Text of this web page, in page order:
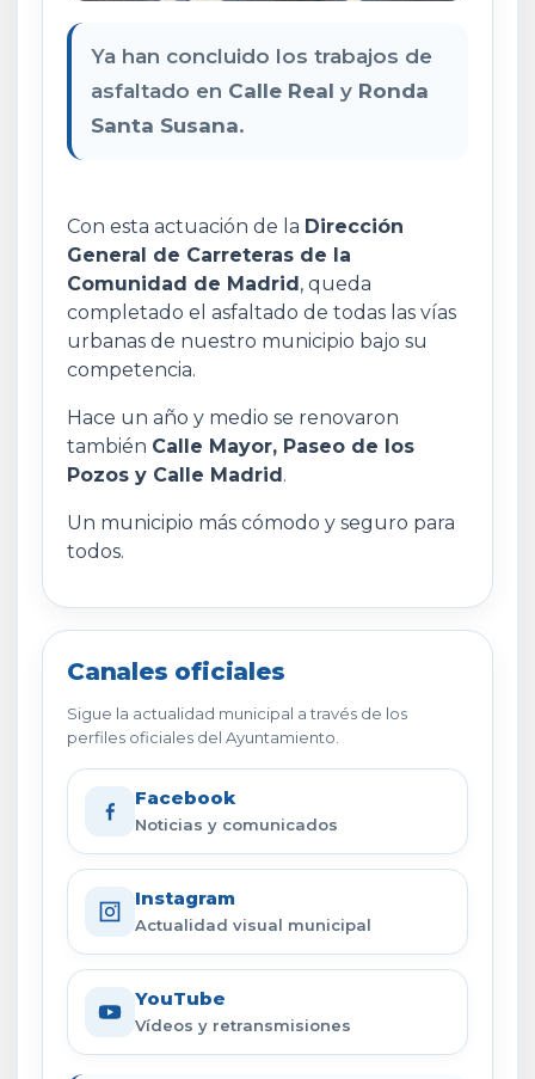
Ya han concluido los trabajos de
asfaltado en Calle Real y Ronda
Santa Susana.
Con esta actuación de la Dirección
General de Carreteras de la
Comunidad de Madrid, queda
completado el asfaltado de todas las vías
urbanas de nuestro municipio bajo su
competencia.
Hace un año y medio se renovaron
también Calle Mayor, Paseo de los
Pozos y Calle Madrid.
Un municipio más cómodo y seguro para
todos.
Canales oficiales
Sigue la actualidad municipal a través de los
perfiles oficiales del Ayuntamiento.
Facebook
Noticias y comunicados
Instagram
Actualidad visual municipal
YouTube
Vídeos y retransmisiones